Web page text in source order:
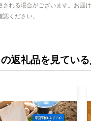
される場合がございます。お届
認ください。
返礼品を見てい